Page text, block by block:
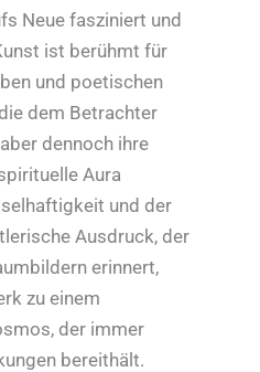
Neue fasziniert und
ist berühmt für
und poetischen
dem Betrachter
dennoch ihre
Aura
und der
Ausdruck, der
erinnert,
zu einem
der immer
bereithält.